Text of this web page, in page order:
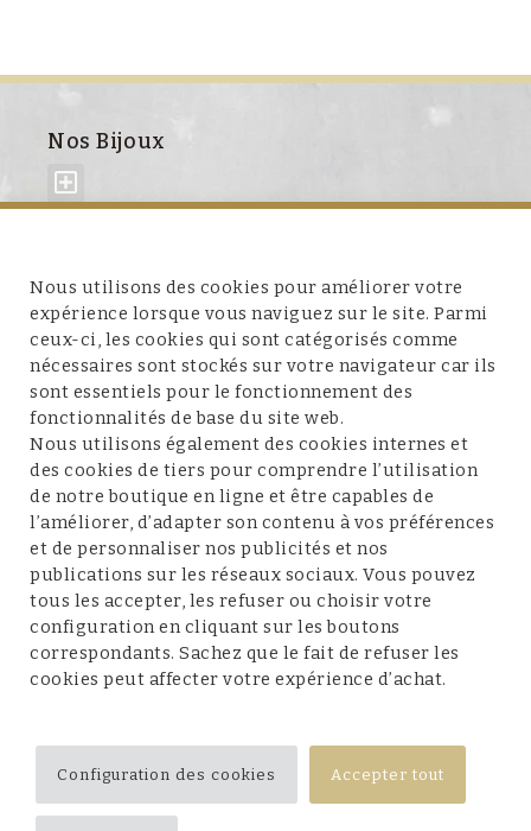
Nos Bijoux
À propos de nous
Service client
Conditions et mentions légales
Nous utilisons des cookies pour améliorer votre
expérience lorsque vous naviguez sur le site. Parmi
ceux-ci, les cookies qui sont catégorisés comme
nécessaires sont stockés sur votre navigateur car ils
sont essentiels pour le fonctionnement des
fonctionnalités de base du site web.
Nous utilisons également des cookies internes et
des cookies de tiers pour comprendre l’utilisation
de notre boutique en ligne et être capables de
l’améliorer, d’adapter son contenu à vos préférences
et de personnaliser nos publicités et nos
publications sur les réseaux sociaux. Vous pouvez
tous les accepter, les refuser ou choisir votre
configuration en cliquant sur les boutons
correspondants. Sachez que le fait de refuser les
cookies peut affecter votre expérience d’achat.
Configuration des cookies Accepter tout